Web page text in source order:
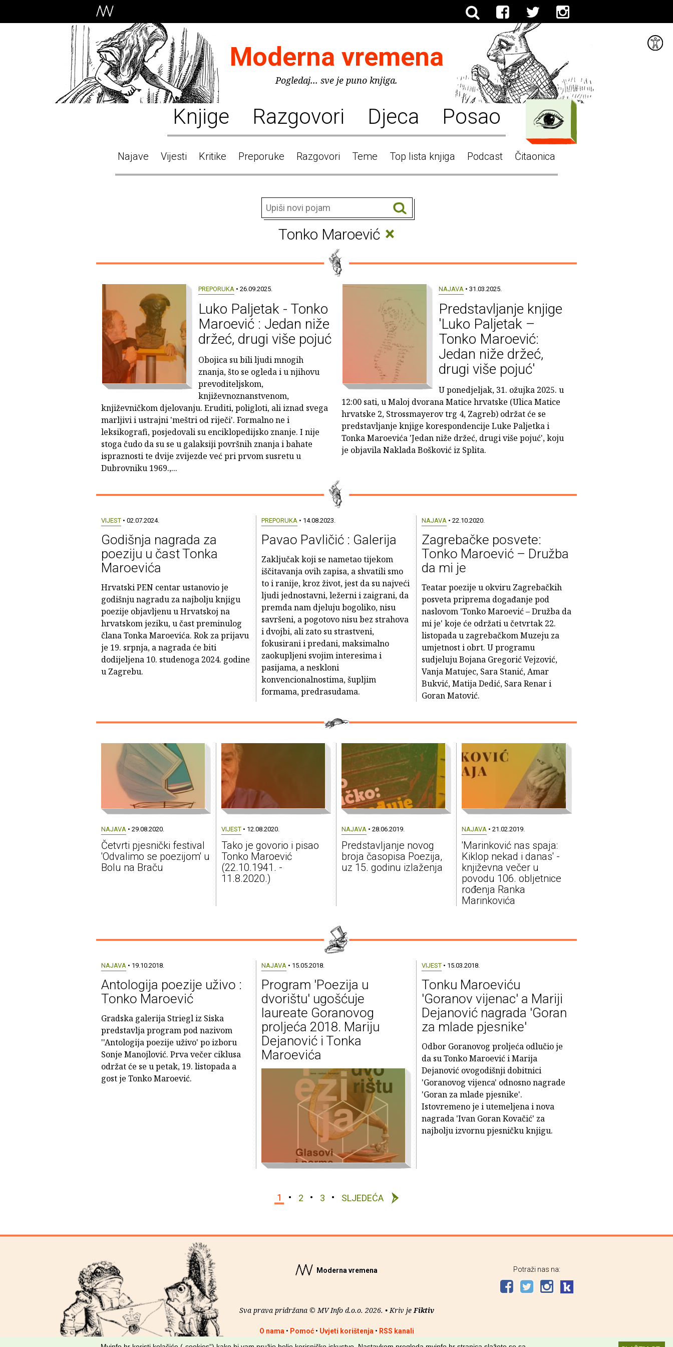
Moderna vremena
Pogledaj... sve je puno knjiga.
Knjige Razgovori Djeca Posao
Najave Vijesti Kritike Preporuke Razgovori Teme Top lista knjiga Podcast Čitaonica
Tonko Maroević ×
PREPORUKA • 26.09.2025.
Luko Paljetak - Tonko
Maroević : Jedan niže
držeć, drugi više pojuć
Obojica su bili ljudi mnogih
znanja, što se ogleda i u njihovu
prevoditeljskom,
književnoznanstvenom,
književničkom djelovanju. Eruditi, poligloti, ali iznad svega
marljivi i ustrajni 'meštri od riječi'. Formalno ne i
leksikografi, posjedovali su enciklopedijsko znanje. I nije
stoga čudo da su se u galaksiji površnih znanja i bahate
ispraznosti te dvije zvijezde već pri prvom susretu u
Dubrovniku 1969.,...
NAJAVA • 31.03.2025.
Predstavljanje knjige
'Luko Paljetak –
Tonko Maroević:
Jedan niže držeć,
drugi više pojuć'
U ponedjeljak, 31. ožujka 2025. u
12:00 sati, u Maloj dvorana Matice hrvatske (Ulica Matice
hrvatske 2, Strossmayerov trg 4, Zagreb) održat će se
predstavljanje knjige korespondencije Luke Paljetka i
Tonka Maroevića 'Jedan niže držeć, drugi više pojuć', koju
je objavila Naklada Bošković iz Splita.
VIJEST• 02.07.2024.
Godišnja nagrada za
poeziju u čast Tonka
Maroevića
Hrvatski PEN centar ustanovio je
godišnju nagradu za najbolju knjigu
poezije objavljenu u Hrvatskoj na
hrvatskom jeziku, u čast preminulog
člana Tonka Maroevića. Rok za prijavu
je 19. srpnja, a nagrada će biti
dodijeljena 10. studenoga 2024. godine
u Zagrebu.
PREPORUKA• 14.08.2023.
Pavao Pavličić : Galerija
Zaključak koji se nametao tijekom
iščitavanja ovih zapisa, a shvatili smo
to i ranije, kroz život, jest da su najveći
ljudi jednostavni, ležerni i zaigrani, da
premda nam djeluju bogoliko, nisu
savršeni, a pogotovo nisu bez strahova
i dvojbi, ali zato su strastveni,
fokusirani i predani, maksimalno
zaokupljeni svojim interesima i
pasijama, a neskloni
konvencionalnostima, šupljim
formama, predrasudama.
NAJAVA• 22.10.2020.
Zagrebačke posvete:
Tonko Maroević – Družba
da mi je
Teatar poezije u okviru Zagrebačkih
posveta priprema događanje pod
naslovom 'Tonko Maroević – Družba da
mi je' koje će održati u četvrtak 22.
listopada u zagrebačkom Muzeju za
umjetnost i obrt. U programu
sudjeluju Bojana Gregorić Vejzović,
Vanja Matujec, Sara Stanić, Amar
Bukvić, Matija Dedić, Sara Renar i
Goran Matović.
NAJAVA • 29.08.2020.
Četvrti pjesnički festival
'Odvalimo se poezijom' u
Bolu na Braču
VIJEST• 12.08.2020.
Tako je govorio i pisao
Tonko Maroević
(22.10.1941. -
11.8.2020.)
NAJAVA • 28.06.2019.
Predstavljanje novog
broja časopisa Poezija,
uz 15. godinu izlaženja
NAJAVA • 21.02.2019.
'Marinković nas spaja:
Kiklop nekad i danas' -
književna večer u
povodu 106. obljetnice
rođenja Ranka
Marinkovića
NAJAVA• 19.10.2018.
Antologija poezije uživo :
Tonko Maroević
Gradska galerija Striegl iz Siska
predstavlja program pod nazivom
''Antologija poezije uživo' po izboru
Sonje Manojlović. Prva večer ciklusa
održat će se u petak, 19. listopada a
gost je Tonko Maroević.
NAJAVA• 15.05.2018.
Program 'Poezija u
dvorištu' ugošćuje
laureate Goranovog
proljeća 2018. Mariju
Dejanović i Tonka
Maroevića
VIJEST• 15.03.2018.
Tonku Maroeviću
'Goranov vijenac' a Mariji
Dejanović nagrada 'Goran
za mlade pjesnike'
Odbor Goranovog proljeća odlučio je
da su Tonko Maroević i Marija
Dejanović ovogodišnji dobitnici
'Goranovog vijenca' odnosno nagrade
'Goran za mlade pjesnike'.
Istovremeno je i utemeljena i nova
nagrada 'Ivan Goran Kovačić' za
najbolju izvornu pjesničku knjigu.
1 2 3 SLJEDEĆA
Moderna vremena
Sva prava pridržana © MV Info d.o.o. 2026. • Kriv je Fiktiv
O nama • Pomoć• Uvjeti korištenja • RSS kanali
Potraži nas na: